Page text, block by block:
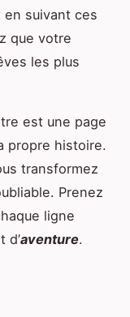
en suivant ces
que votre
les plus
est une page
propre histoire.
transformez
Prenez
ligne
d’aventure.